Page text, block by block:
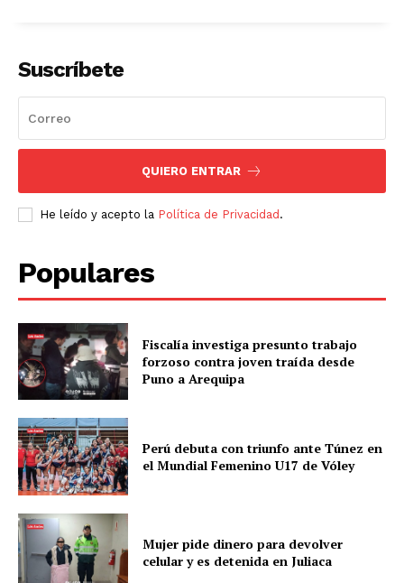
Suscríbete
QUIERO ENTRAR
He leído y acepto la Política de Privacidad.
Populares
Fiscalía investiga presunto trabajo
forzoso contra joven traída desde
Puno a Arequipa
Perú debuta con triunfo ante Túnez en
el Mundial Femenino U17 de Vóley
Mujer pide dinero para devolver
celular y es detenida en Juliaca